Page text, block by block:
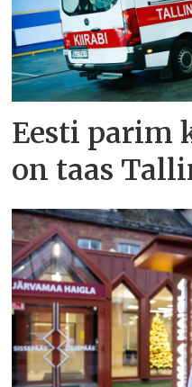
Eesti parim
on taas